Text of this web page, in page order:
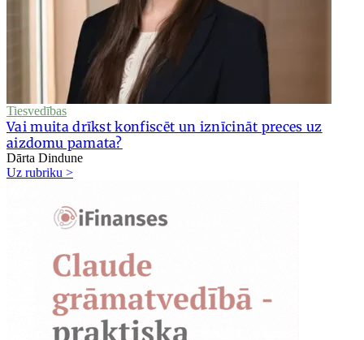
Tiesvedības
Vai muita drīkst konfiscēt un iznīcināt preces uz
aizdomu pamata?
Dārta Dindune
Uz rubriku >